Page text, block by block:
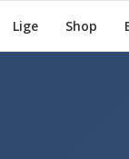
Lige Shop